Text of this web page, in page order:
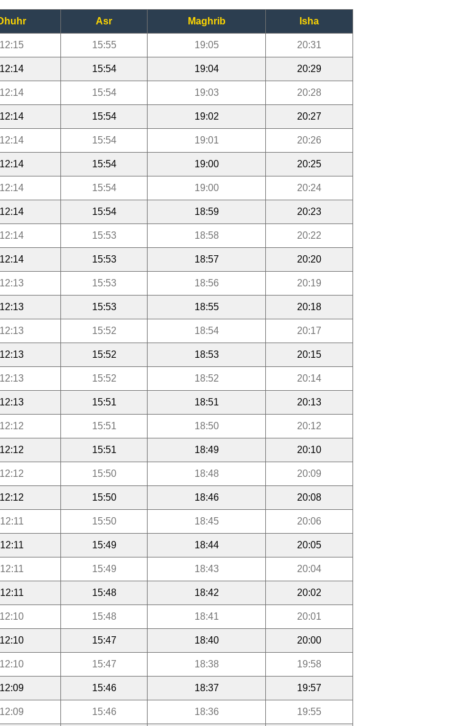
Asr Maghrib Isha
12:15 15:55 19:05 20:31
12:14 15:54 19:04 20:29
12:14 15:54 19:03 20:28
12:14 15:54 19:02 20:27
12:14 15:54 19:01 20:26
12:14 15:54 19:00 20:25
12:14 15:54 19:00 20:24
12:14 15:54 18:59 20:23
12:14 15:53 18:58 20:22
12:14 15:53 18:57 20:20
12:13 15:53 18:56 20:19
12:13 15:53 18:55 20:18
12:13 15:52 18:54 20:17
12:13 15:52 18:53 20:15
12:13 15:52 18:52 20:14
12:13 15:51 18:51 20:13
12:12 15:51 18:50 20:12
12:12 15:51 18:49 20:10
12:12 15:50 18:48 20:09
12:12 15:50 18:46 20:08
12:11 15:50 18:45 20:06
12:11 15:49 18:44 20:05
12:11 15:49 18:43 20:04
12:11 15:48 18:42 20:02
12:10 15:48 18:41 20:01
12:10 15:47 18:40 20:00
12:10 15:47 18:38 19:58
12:09 15:46 18:37 19:57
12:09 15:46 18:36 19:55